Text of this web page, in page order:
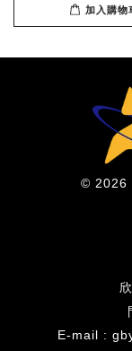
加入購物
© 2026
E-mail :